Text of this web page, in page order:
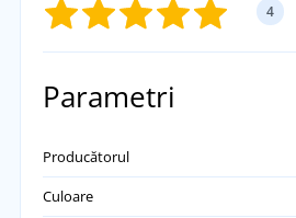
4
Jan
Din nou, un produs excelent,
Funcționează așa cum ar
Parametri
Producătorul
Culoare